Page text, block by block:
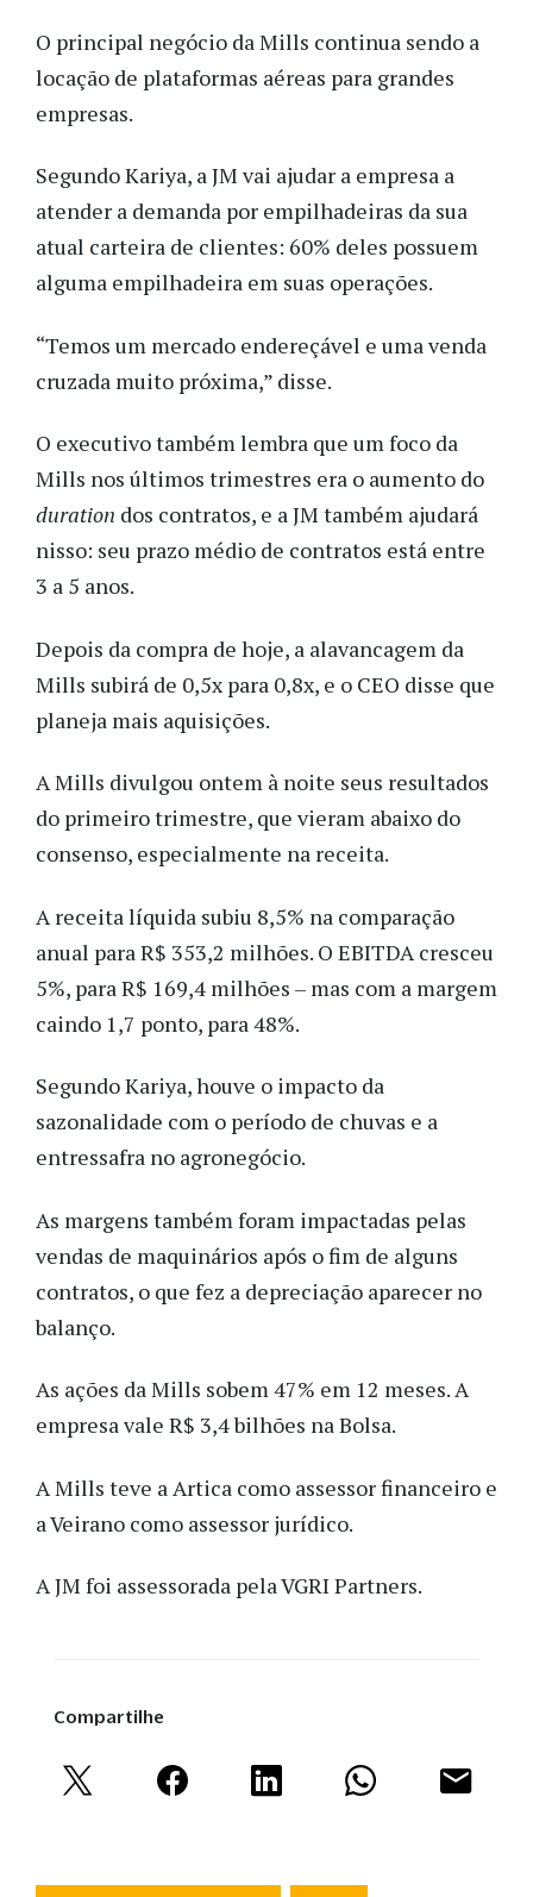
O principal negócio da Mills continua sendo a
locação de plataformas aéreas para grandes
empresas.
Segundo Kariya, a JM vai ajudar a empresa a
atender a demanda por empilhadeiras da sua
atual carteira de clientes: 60% deles possuem
alguma empilhadeira em suas operações.
“Temos um mercado endereçável e uma venda
cruzada muito próxima,” disse.
O executivo também lembra que um foco da
Mills nos últimos trimestres era o aumento do
duration dos contratos, e a JM também ajudará
nisso: seu prazo médio de contratos está entre
3 a 5 anos.
Depois da compra de hoje, a alavancagem da
Mills subirá de 0,5x para 0,8x, e o CEO disse que
planeja mais aquisições.
A Mills divulgou ontem à noite seus resultados
do primeiro trimestre, que vieram abaixo do
consenso, especialmente na receita.
A receita líquida subiu 8,5% na comparação
anual para R$ 353,2 milhões. O EBITDA cresceu
5%, para R$ 169,4 milhões – mas com a margem
caindo 1,7 ponto, para 48%.
Segundo Kariya, houve o impacto da
sazonalidade com o período de chuvas e a
entressafra no agronegócio.
As margens também foram impactadas pelas
vendas de maquinários após o fim de alguns
contratos, o que fez a depreciação aparecer no
balanço.
As ações da Mills sobem 47% em 12 meses. A
empresa vale R$ 3,4 bilhões na Bolsa.
A Mills teve a Artica como assessor financeiro e
a Veirano como assessor jurídico.
A JM foi assessorada pela VGRI Partners.
Compartilhe